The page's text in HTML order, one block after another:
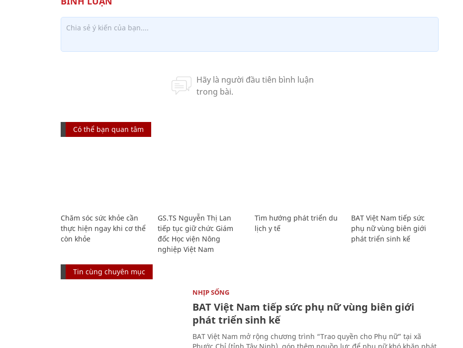
Có thể bạn quan tâm
Chăm sóc sức khỏe cần
thực hiện ngay khi cơ thể
còn khỏe
GS.TS Nguyễn Thị Lan
tiếp tục giữ chức Giám
đốc Học viện Nông
nghiệp Việt Nam
Tìm hướng phát triển du
lịch y tế
BAT Việt Nam tiếp sức
phụ nữ vùng biên giới
phát triển sinh kế
Tin cùng chuyên mục
NHỊP SỐNG
BAT Việt Nam tiếp sức phụ nữ vùng biên giới
phát triển sinh kế
BAT Việt Nam mở rộng chương trình “Trao quyền cho Phụ nữ” tại xã
Phước Chỉ (tỉnh Tây Ninh), góp thêm nguồn lực để phụ nữ khó khăn phát